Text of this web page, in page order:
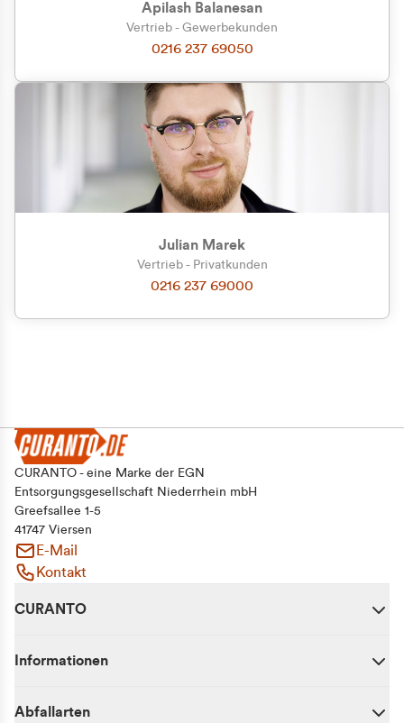
Zu welcher Kundengruppe
gehören Sie?
Privatkunde (inkl. MwSt.)
Geschäftskunde (exkl. MwSt.)
Apilash Balanesan
Vertrieb - Gewerbekunden
0216 237 69050
Julian Marek
Vertrieb - Privatkunden
0216 237 69000
CURANTO - eine Marke der EGN
Entsorgungsgesellschaft Niederrhein mbH
Greefsallee 1-5
41747 Viersen
E-Mail
Kontakt
CURANTO
Informationen
Abfallarten